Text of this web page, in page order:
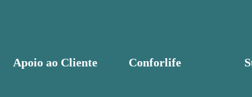
Apoio ao Cliente Conforlife